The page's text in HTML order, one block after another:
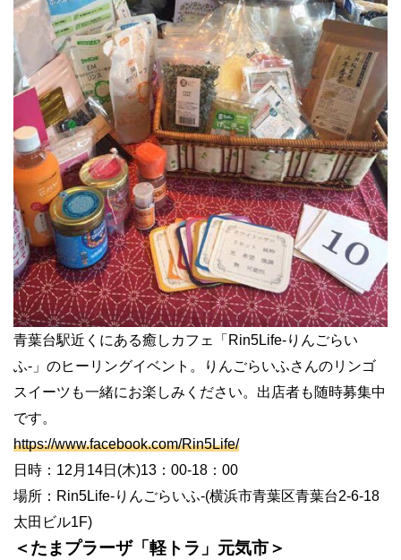
青葉台駅近くにある癒しカフェ「Rin5Life-りんごらい
ふ-」のヒーリングイベント。りんごらいふさんのリンゴ
スイーツも一緒にお楽しみください。出店者も随時募集中
です。
https://www.facebook.com/Rin5Life/
日時：12月14日(木)13：00-18：00
場所：Rin5Life-りんごらいふ-(横浜市青葉区青葉台2-6-18
太田ビル1F)
＜たまプラーザ「軽トラ」元気市＞